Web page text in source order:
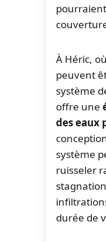
À Héric,
peuvent
système
offre une
des eaux
système
ruisseler
durée de